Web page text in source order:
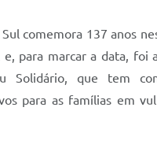
comemora 137 anos
para marcar a data, foi
Solidário, que tem
para as famílias em